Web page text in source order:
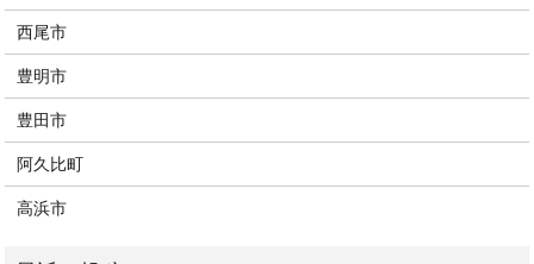
西尾市
豊明市
豊田市
阿久比町
高浜市